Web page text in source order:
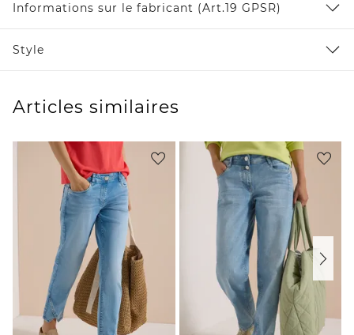
Informations sur le fabricant (Art.19 GPSR)
Style
Articles similaires